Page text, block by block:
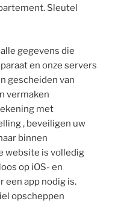
Sleutel
gegevens die
en onze servers
gescheiden van
vermaken
met
, beveiligen uw
binnen
website is volledig
op iOS- en
een app nodig is.
opscheppen